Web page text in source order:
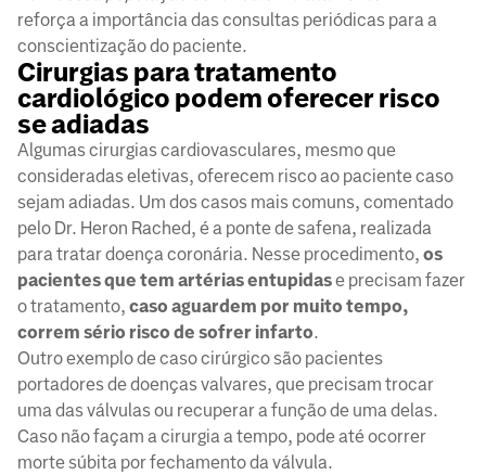
reforça a importância das consultas periódicas para a
conscientização do paciente.
Cirurgias para tratamento
cardiológico podem oferecer risco
se adiadas
Algumas cirurgias cardiovasculares, mesmo que
consideradas eletivas, oferecem risco ao paciente caso
sejam adiadas. Um dos casos mais comuns, comentado
pelo Dr. Heron Rached, é a ponte de safena, realizada
para tratar doença coronária. Nesse procedimento, os
pacientes que tem artérias entupidase precisam fazer
o tratamento, caso aguardem por muito tempo,
correm sério risco de sofrer infarto.
Outro exemplo de caso cirúrgico são pacientes
portadores de doenças valvares, que precisam trocar
uma das válvulas ou recuperar a função de uma delas.
Caso não façam a cirurgia a tempo, pode até ocorrer
morte súbita por fechamento da válvula.